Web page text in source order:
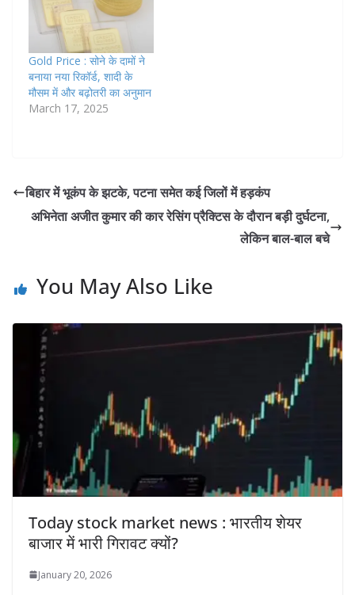
Gold Price : सोने के दामों ने
बनाया नया रिकॉर्ड, शादी के
मौसम में और बढ़ोतरी का अनुमान
March 17, 2025
बिहार में भूकंप के झटके, पटना समेत कई जिलों में हड़कंप
अभिनेता अजीत कुमार की कार रेसिंग प्रैक्टिस के दौरान बड़ी दुर्घटना,
लेकिन बाल-बाल बचे
You May Also Like
Today stock market news : भारतीय शेयर
बाजार में भारी गिरावट क्यों?
January 20, 2026